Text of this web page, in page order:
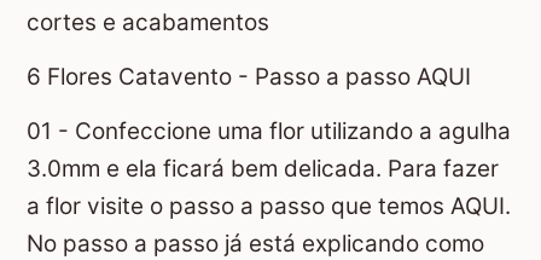
cortes e acabamentos
6 Flores Catavento - Passo a passo AQUI
01 - Confeccione uma flor utilizando a agulha
3.0mm e ela ficará bem delicada. Para fazer
a flor visite o passo a passo que temos AQUI.
No passo a passo já está explicando como